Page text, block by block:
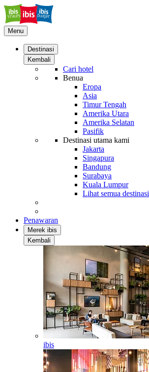
Menu
Destinasi
Kembali
Cari hotel
Benua
Eropa
Asia
Timur Tengah
Amerika Utara
Amerika Selatan
Pasifik
Destinasi utama kami
Jakarta
Singapura
Bandung
Surabaya
Kuala Lumpur
Lihat semua destinasi
Penawaran
Merek ibis
Kembali
ibis